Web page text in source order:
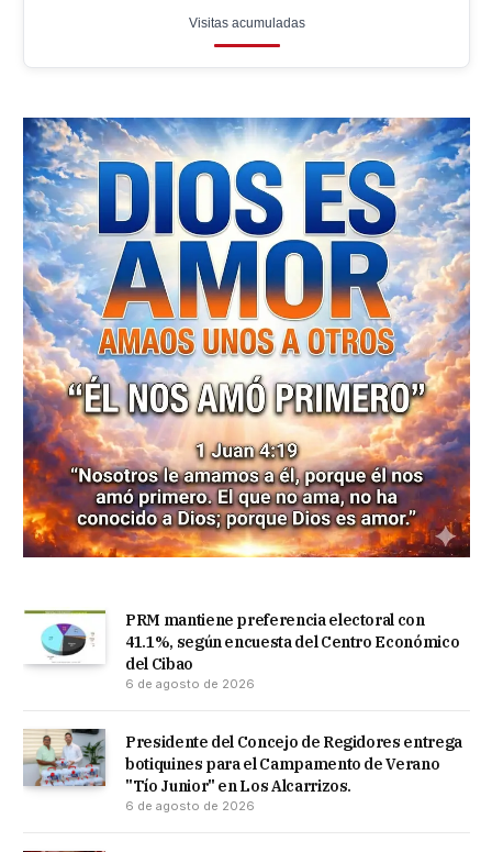
Visitas acumuladas
PRM mantiene preferencia electoral con
41.1%, según encuesta del Centro Económico
del Cibao
6 de agosto de 2026
Presidente del Concejo de Regidores entrega
botiquines para el Campamento de Verano
"Tío Junior" en Los Alcarrizos.
6 de agosto de 2026